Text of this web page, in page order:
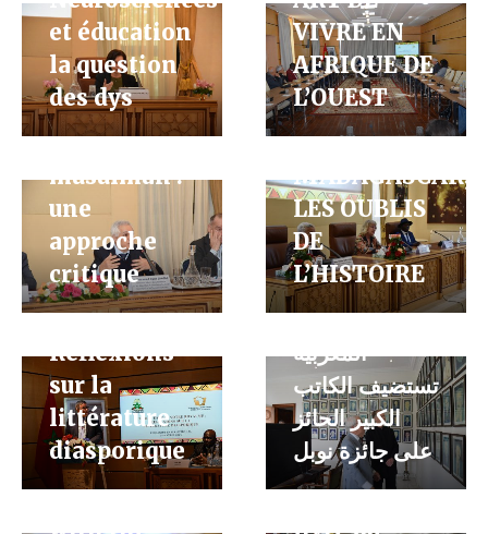
et éducation
la question
des dys
VIVRE EN
AFRIQUE DE
L’OUEST
Le
réformisme
musulman :
une
approche
critique
L’EXPÉDITION
COLONIALE
DE 1895 À
MADAGASCAR,
LES OUBLIS
DE
L’HISTOIRE
L’exil n’est
pas notre
Royaume
Réflexions
sur la
littérature
diasporique
Jean-Marie
Gustave Le
Clézio
أكاديمية
المملكة
المغربية
تستضيف الكاتب
الكبير الحائز
على جائزة نوبل
Islamic
emergence
and
dissemination
of new
relations
Histoire du